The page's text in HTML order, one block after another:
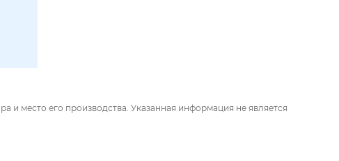
и место его производства. Указанная информация не является